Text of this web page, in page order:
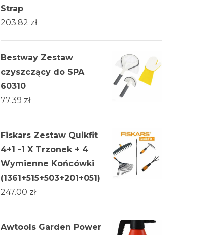
Strap
203.82 zł
Bestway Zestaw
czyszczący do SPA
60310
77.39 zł
Fiskars Zestaw Quikfit
4+1 -1 X Trzonek + 4
Wymienne Końcówki
(1361+515+503+201+051)
247.00 zł
Awtools Garden Power